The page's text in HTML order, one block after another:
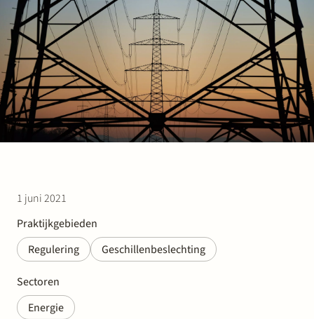
1 juni 2021
Praktijkgebieden
Regulering
Geschillenbeslechting
Sectoren
Energie
Partner